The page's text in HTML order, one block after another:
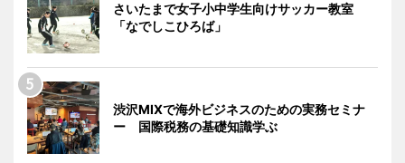
さいたまで女子小中学生向けサッカー教室
「なでしこひろば」
渋沢MIXで海外ビジネスのための実務セミナ
ー 国際税務の基礎知識学ぶ